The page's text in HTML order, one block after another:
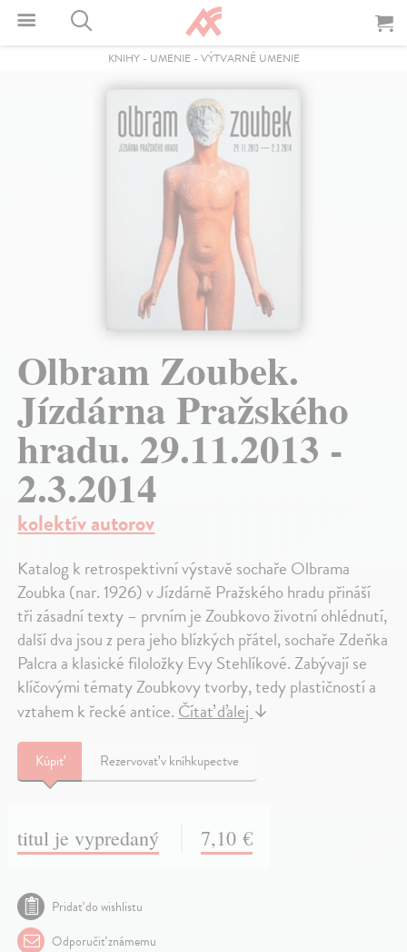
KNIHY- UMENIE- VÝTVARNÉ UMENIE
Olbram Zoubek.
Jízdárna Pražského
hradu. 29.11.2013 -
2.3.2014
kolektív autorov
Katalog k retrospektivní výstavě sochaře Olbrama
Zoubka (nar. 1926) v Jízdárně Pražského hradu přináší
tři zásadní texty – prvním je Zoubkovo životní ohlédnutí,
další dva jsou z pera jeho blízkých přátel, sochaře Zdeňka
Palcra a klasické filoložky Evy Stehlíkové. Zabývají se
klíčovými tématy Zoubkovy tvorby, tedy plastičností a
vztahem k řecké antice.Čítať ďalej↓
Kúpiť Rezervovať v kníhkupectve
titul je vypredaný 7,10 €
Pridať do wishlistu
Odporučiť známemu